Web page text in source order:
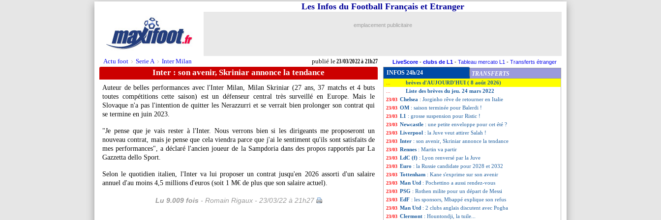
Actu foot > Serie A > Inter Milan publié le23/03/2022 à 21h27
Les Infos du Football Français et Etranger
emplacement publicitaire
LiveScore - clubs de L1 - Tableau mercato L1 - Transferts étranger
Inter : son avenir, Skriniar annonce la tendance
Auteur de belles performances avec l'Inter Milan, Milan Skriniar (27 ans, 37 matchs et 4 buts
toutes compétitions cette saison) est un défenseur central très surveillé en Europe. Mais le
Slovaque n'a pas l'intention de quitter les Nerazzurri et se verrait bien prolonger son contrat qui
se termine en juin 2023.
"Je pense que je vais rester à l'Inter. Nous verrons bien si les dirigeants me proposeront un
nouveau contrat, mais je pense que cela viendra parce que j'ai le sentiment qu'ils sont satisfaits de
mes performances", a déclaré l'ancien joueur de la Sampdoria dans des propos rapportés par La
Gazzetta dello Sport.
Selon le quotidien italien, l'Inter va lui proposer un contrat jusqu'en 2026 assorti d'un salaire
annuel d'au moins 4,5 millions d'euros (soit 1 M€ de plus que son salaire actuel).
Lu 9.009 fois - Romain Rigaux - 23/03/22 à 21h27
INFOS 24h/24 TRANSFERTS
brèves d'AUJOURD'HUI ( 8 août 2026)
Liste des brèves du jeu. 24 mars 2022
23/03 Chelsea : Jorginho rêve de retourner en Italie
23/03 OM : saison terminée pour Balerdi !
23/03 L1 : grosse suspension pour Ristic !
23/03 Newcastle : une petite enveloppe pour cet été ?
23/03 Liverpool : la Juve veut attirer Salah !
23/03 Inter : son avenir, Skriniar annonce la tendance
23/03 Rennes : Martin va partir
23/03 LdC (f) : Lyon renversé par la Juve
23/03 Euro : la Russie candidate pour 2028 et 2032
23/03 Tottenham : Kane s'exprime sur son avenir
23/03 Man Utd : Pochettino a aussi rendez-vous
23/03 PSG : Rothen milite pour un départ de Messi
23/03 EdF : les sponsors, Mbappé explique son refus
23/03 Man Utd : 2 clubs anglais discutent avec Pogba
23/03 Clermont : Hountondji, la tuile...